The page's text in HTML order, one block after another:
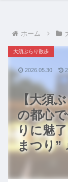
ホーム
【大須
の都心
りに魅
まつり”
大須ぶらり散歩
2026.05.30